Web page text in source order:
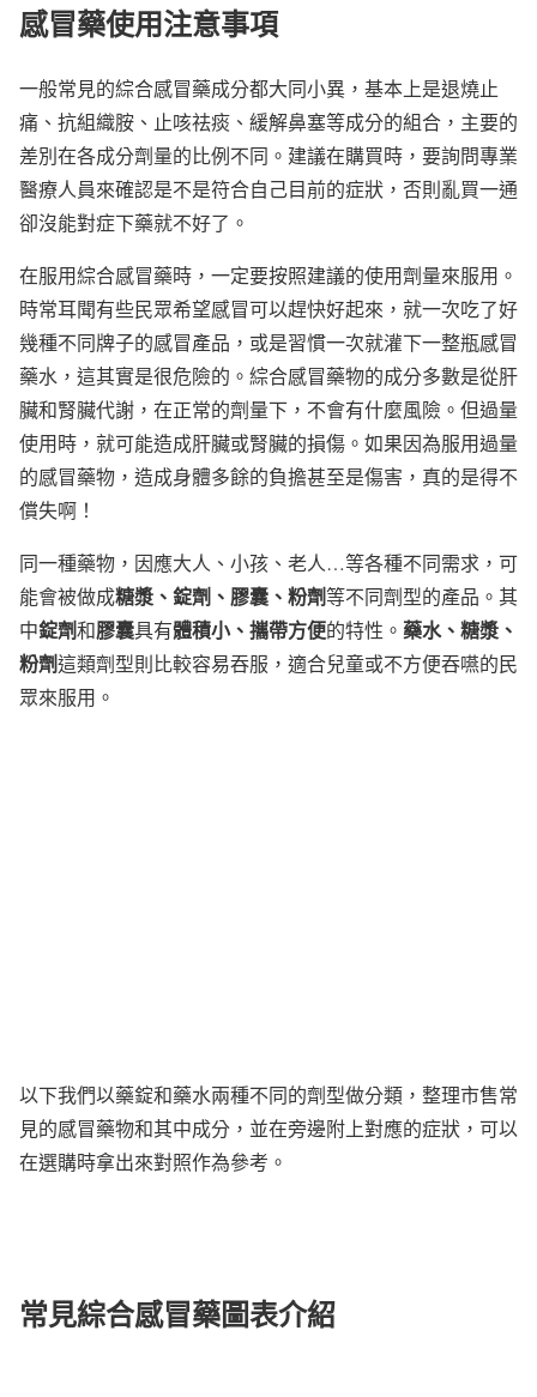
感冒藥使用注意事項
一般常見的綜合感冒藥成分都大同小異，基本上是退燒止
痛、抗組織胺、止咳祛痰、緩解鼻塞等成分的組合，主要的
差別在各成分劑量的比例不同。建議在購買時，要詢問專業
醫療人員來確認是不是符合自己目前的症狀，否則亂買一通
卻沒能對症下藥就不好了。
在服用綜合感冒藥時，一定要按照建議的使用劑量來服用。
時常耳聞有些民眾希望感冒可以趕快好起來，就一次吃了好
幾種不同牌子的感冒產品，或是習慣一次就灌下一整瓶感冒
藥水，這其實是很危險的。綜合感冒藥物的成分多數是從肝
臟和腎臟代謝，在正常的劑量下，不會有什麼風險。但過量
使用時，就可能造成肝臟或腎臟的損傷。如果因為服用過量
的感冒藥物，造成身體多餘的負擔甚至是傷害，真的是得不
償失啊！
同一種藥物，因應大人、小孩、老人…等各種不同需求，可
能會被做成糖漿、錠劑、膠囊、粉劑等不同劑型的產品。其
中錠劑和膠囊具有體積小、攜帶方便的特性。 藥水、糖漿、
粉劑這類劑型則比較容易吞服，適合兒童或不方便吞嚥的民
眾來服用。
以下我們以藥錠和藥水兩種不同的劑型做分類，整理市售常
見的感冒藥物和其中成分，並在旁邊附上對應的症狀，可以
在選購時拿出來對照作為參考。
常見綜合感冒藥圖表介紹